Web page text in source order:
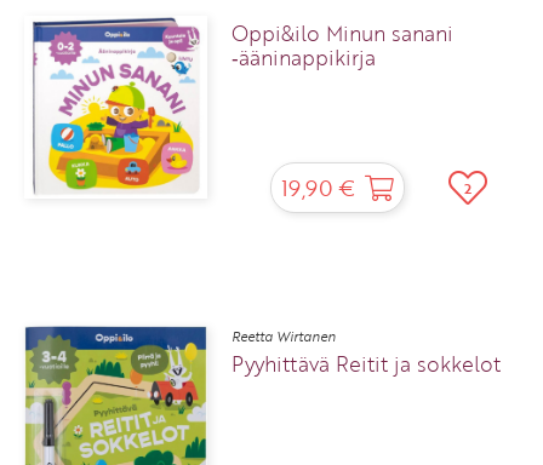
Oppi&ilo Minun sanani
‑ääninappikirja
19,90 € 2
Reetta Wirtanen
Pyyhittävä Reitit ja sokkelot